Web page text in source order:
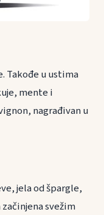
Takođe u ustima
mente i
nagrađivan u
jela od špargle,
svežim